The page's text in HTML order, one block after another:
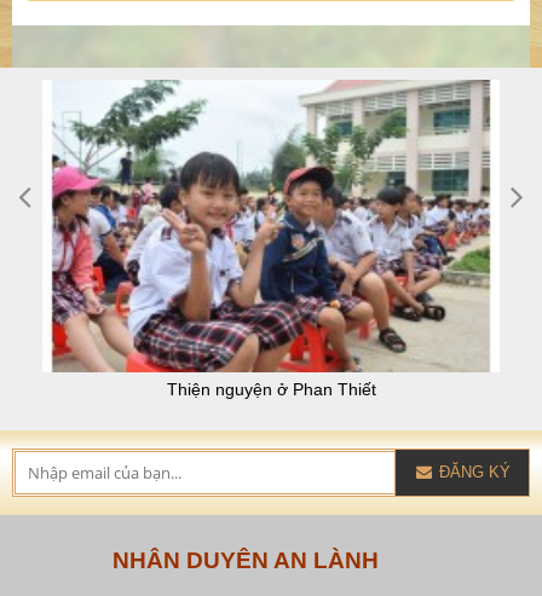
Thiện nguyện ở Phan Thiết
ĐĂNG KÝ
NHÂN DUYÊN AN LÀNH